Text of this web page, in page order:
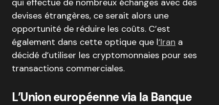
qui effectue de nombreux échanges avec des
devises étrangères, ce serait alors une
opportunité de réduire les coûts. C’est
également dans cette optique que l‘Iran a
décidé d’utiliser les cryptomonnaies pour ses
transactions commerciales.
L’Union européenne via la Banque